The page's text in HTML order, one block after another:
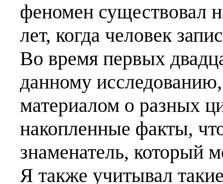
феномен существовал
лет, когда человек
Во время первых
данному
материалом о разных
накопленные факты,
знаменатель, который
Я также учитывал